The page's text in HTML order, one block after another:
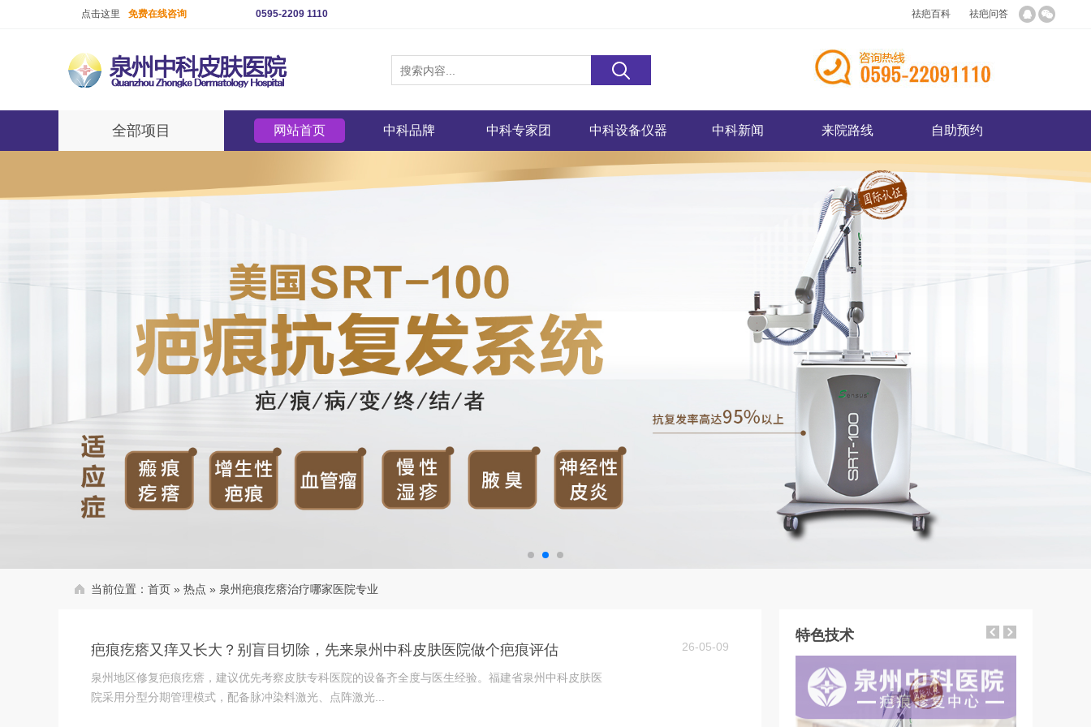
点击这里 免费在线咨询 0595-2209 1110 祛疤百科 祛疤问答
全部项目 网站首页 中科品牌 中科专家团 中科设备仪器 中科新闻 来院路线 自助预约
当前位置： 首页 » 热点 » 泉州疤痕疙瘩治疗哪家医院专业
疤痕疙瘩又痒又长大？别盲目切除，先来泉州中科皮肤医院做个疤痕评估 26-05-09
泉州地区修复疤痕疙瘩，建议优先考察皮肤专科医院的设备齐全度与医生经验。福建省泉州中科皮肤医
院采用分型分期管理模式，配备脉冲染料激光、点阵激光...
特色技术